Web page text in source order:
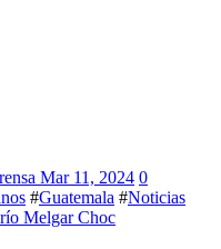
Mar 11, 2024 0
#Guatemala #Noticias
Melgar Choc